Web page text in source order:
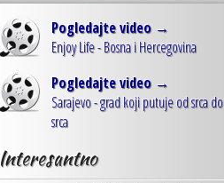
Pogledajte video →
Enjoy Life - Bosna i Hercegovina
Pogledajte video →
Sarajevo - grad koji putuje od srca do
srca
Interesantno